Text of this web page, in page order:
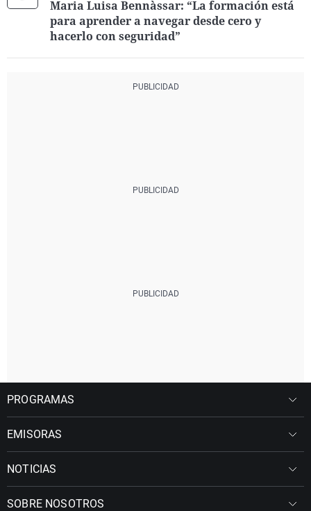
Maria Luisa Bennàssar: “La formación está
para aprender a navegar desde cero y
hacerlo con seguridad”
PROGRAMAS
EMISORAS
NOTICIAS
SOBRE NOSOTROS